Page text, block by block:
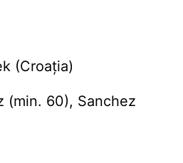
(Croația)
(min. 60), Sanchez